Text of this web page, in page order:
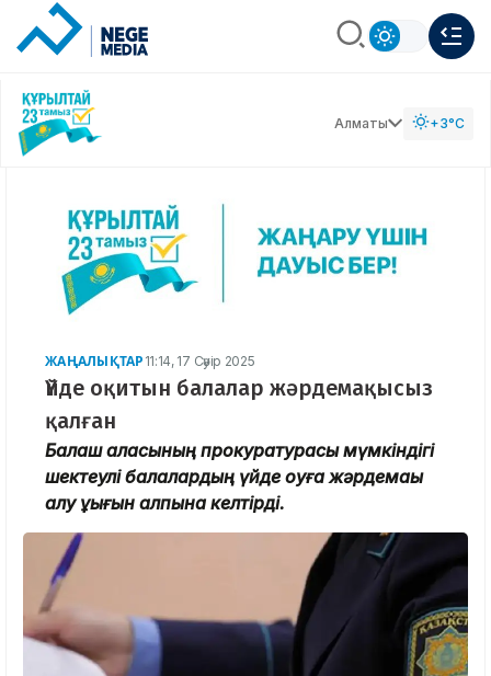
Алматы +3°C
ЖАҢАЛЫҚТАР 11:14, 17 Сәуір 2025
Үйде оқитын балалар жәрдемақысыз
қалған
Балқаш қаласының прокуратурасы мүмкіндігі
шектеулі балалардың үйде оқуға жәрдемақы
алу құқығын қалпына келтірді.